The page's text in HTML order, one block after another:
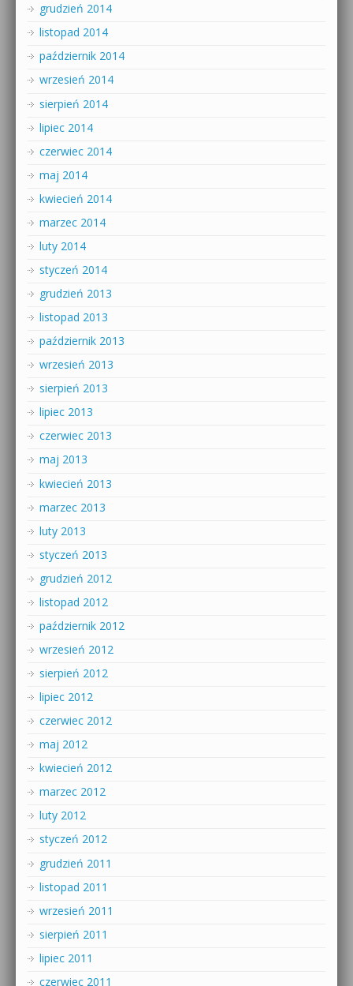
grudzień 2014
listopad 2014
październik 2014
wrzesień 2014
sierpień 2014
lipiec 2014
czerwiec 2014
maj 2014
kwiecień 2014
marzec 2014
luty 2014
styczeń 2014
grudzień 2013
listopad 2013
październik 2013
wrzesień 2013
sierpień 2013
lipiec 2013
czerwiec 2013
maj 2013
kwiecień 2013
marzec 2013
luty 2013
styczeń 2013
grudzień 2012
listopad 2012
październik 2012
wrzesień 2012
sierpień 2012
lipiec 2012
czerwiec 2012
maj 2012
kwiecień 2012
marzec 2012
luty 2012
styczeń 2012
grudzień 2011
listopad 2011
wrzesień 2011
sierpień 2011
lipiec 2011
czerwiec 2011